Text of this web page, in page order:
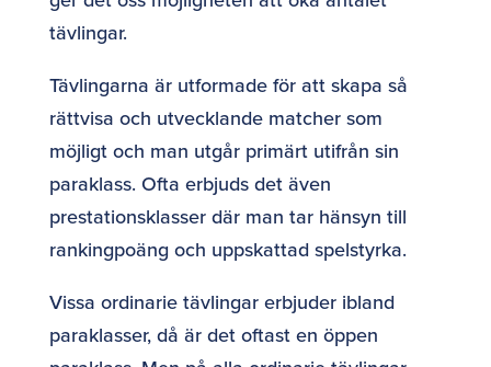
tävlingar.
Tävlingarna är utformade för att skapa så
rättvisa och utvecklande matcher som
möjligt och man utgår primärt utifrån sin
paraklass. Ofta erbjuds det även
prestationsklasser där man tar hänsyn till
rankingpoäng och uppskattad spelstyrka.
Vissa ordinarie tävlingar erbjuder ibland
paraklasser, då är det oftast en öppen